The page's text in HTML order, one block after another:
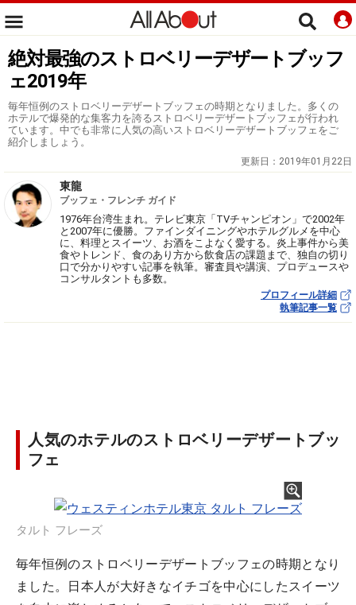
絶対最強のストロベリーデザートブッフ
ェ2019年
毎年恒例のストロベリーデザートブッフェの時期となりました。多くの
ホテルで爆発的な集客力を誇るストロベリーデザートブッフェが行われ
ています。中でも非常に人気の高いストロベリーデザートブッフェをご
紹介しましょう。
更新日： 2019年01月22日
東龍
ブッフェ・フレンチ ガイド
1976年台湾生まれ。テレビ東京「TVチャンピオン」で2002年
と2007年に優勝。ファインダイニングやホテルグルメを中心
に、料理とスイーツ、お酒をこよなく愛する。炎上事件から美
食やトレンド、食のあり方から飲食店の課題まで、独自の切り
口で分かりやすい記事を執筆。審査員や講演、プロデュースや
コンサルタントも多数。
プロフィール詳細
執筆記事一覧
人気のホテルのストロベリーデザートブッ
フェ
タルト フレーズ
毎年恒例のストロベリーデザートブッフェの時期となり
ました。日本人が大好きなイチゴを中心にしたスイーツ